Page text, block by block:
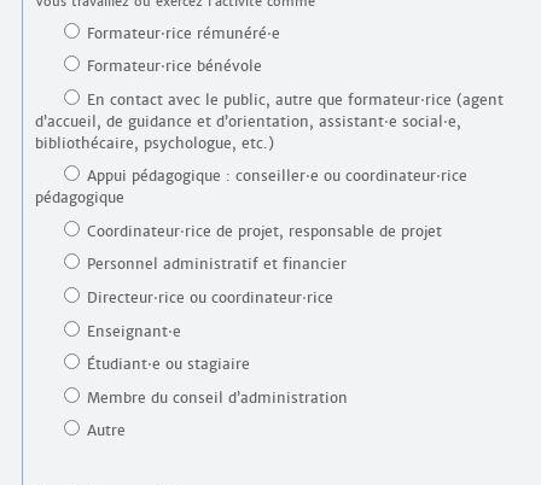
Formateur⋅rice rémunéré⋅e
Formateur⋅rice bénévole
En contact avec le public, autre que formateur⋅rice (agent
d’accueil, de guidance et d’orientation, assistant⋅e social⋅e,
bibliothécaire, psychologue, etc.)
Appui pédagogique : conseiller⋅e ou coordinateur⋅rice
pédagogique
Coordinateur⋅rice de projet, responsable de projet
Personnel administratif et financier
Directeur⋅rice ou coordinateur⋅rice
Enseignant⋅e
Étudiant⋅e ou stagiaire
Membre du conseil d’administration
Autre